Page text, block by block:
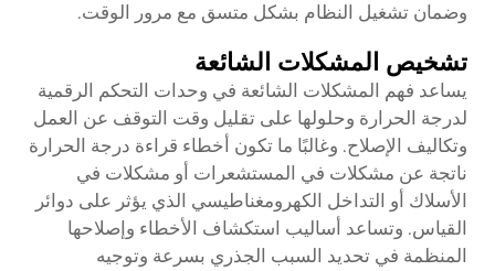
وضمان تشغيل النظام بشكل متسق مع مرور الوقت.
تشخيص المشكلات الشائعة
يساعد فهم المشكلات الشائعة في وحدات التحكم الرقمية
لدرجة الحرارة وحلولها على تقليل وقت التوقف عن العمل
وتكاليف الإصلاح. وغالبًا ما تكون أخطاء قراءة درجة الحرارة
ناتجة عن مشكلات في المستشعرات أو مشكلات في
الأسلاك أو التداخل الكهرومغناطيسي الذي يؤثر على دوائر
القياس. وتساعد أساليب استكشاف الأخطاء وإصلاحها
المنظمة في تحديد السبب الجذري بسرعة وتوجيه